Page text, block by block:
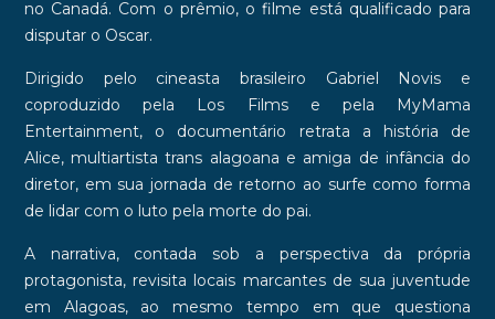
no Canadá. Com o prêmio, o filme está qualificado para
disputar o Oscar.
Dirigido pelo cineasta brasileiro Gabriel Novis e
coproduzido pela Los Films e pela MyMama
Entertainment, o documentário retrata a história de
Alice, multiartista trans alagoana e amiga de infância do
diretor, em sua jornada de retorno ao surfe como forma
de lidar com o luto pela morte do pai.
A narrativa, contadasob a perspectiva da própria
protagonista, revisita locais marcantes de sua juventude
em Alagoas, ao mesmo tempo em que questiona